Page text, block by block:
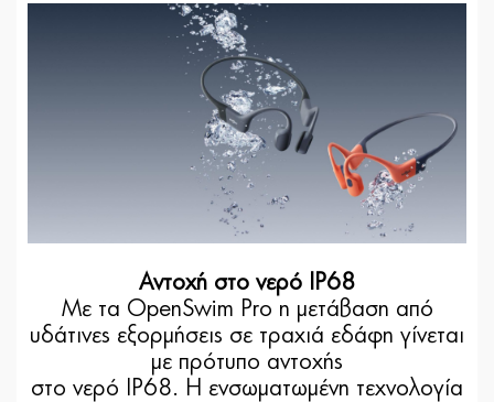
Αντοχή στο νερό IP68
Με τα OpenSwim Pro η μετάβαση από
υδάτινες εξορμήσεις σε τραχιά εδάφη γίνεται
με πρότυπο αντοχής
στο νερό IP68. Η ενσωματωμένη τεχνολογία